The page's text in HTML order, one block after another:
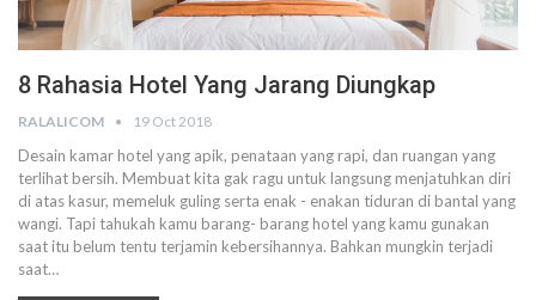
8 Rahasia Hotel Yang Jarang Diungkap
RALALICOM 19 Oct 2018
Desain kamar hotel yang apik, penataan yang rapi, dan ruangan yang
terlihat bersih. Membuat kita gak ragu untuk langsung menjatuhkan diri
di atas kasur, memeluk guling serta enak - enakan tiduran di bantal yang
wangi. Tapi tahukah kamu barang- barang hotel yang kamu gunakan
saat itu belum tentu terjamin kebersihannya. Bahkan mungkin terjadi
saat…